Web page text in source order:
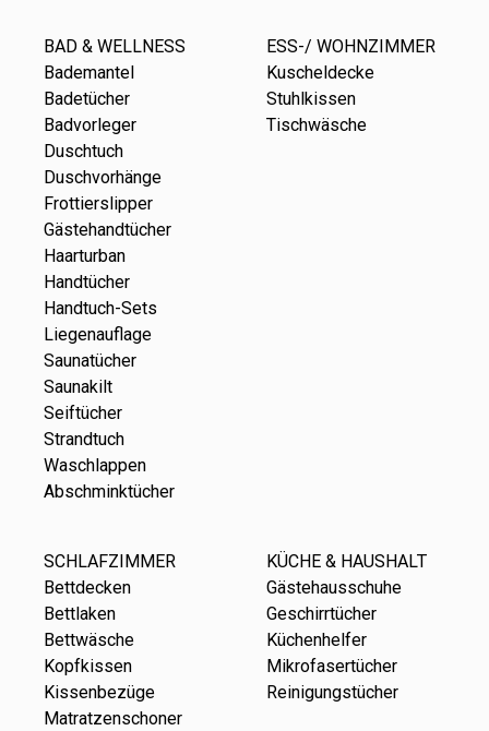
BAD & WELLNESS
Bademantel
Badetücher
Badvorleger
Duschtuch
Duschvorhänge
Frottierslipper
Gästehandtücher
Haarturban
Handtücher
Handtuch-Sets
Liegenauflage
Saunatücher
Saunakilt
Seiftücher
Strandtuch
Waschlappen
Abschminktücher
ESS-/ WOHNZIMMER
Kuscheldecke
Stuhlkissen
Tischwäsche
SCHLAFZIMMER
Bettdecken
Bettlaken
Bettwäsche
Kopfkissen
Kissenbezüge
Matratzenschoner
KÜCHE & HAUSHALT
Gästehausschuhe
Geschirrtücher
Küchenhelfer
Mikrofasertücher
Reinigungstücher